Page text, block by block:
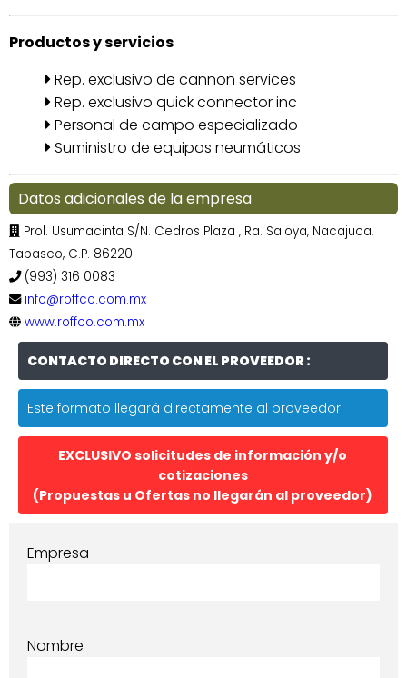
Productos y servicios
Rep. exclusivo de cannon services
Rep. exclusivo quick connector inc
Personal de campo especializado
Suministro de equipos neumáticos
Datos adicionales de la empresa
Prol. Usumacinta S/N. Cedros Plaza , Ra. Saloya, Nacajuca,
Tabasco, C.P. 86220
(993) 316 0083
info@roffco.com.mx
www.roffco.com.mx
CONTACTO DIRECTO CON EL PROVEEDOR :
Este formato llegará directamente al proveedor
EXCLUSIVO solicitudes de información y/o
cotizaciones
(Propuestas u Ofertas no llegarán al proveedor)
Empresa
Nombre